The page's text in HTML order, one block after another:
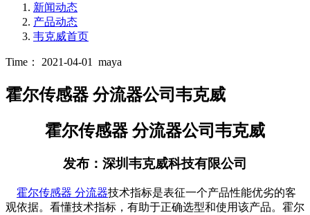
新闻动态
产品动态
韦克威首页
Time： 2021-04-01 maya
霍尔传感器 分流器公司韦克威
霍尔传感器 分流器公司韦克威
发布：深圳韦克威科技有限公司
霍尔传感器 分流器技术指标是表征一个产品性能优劣的客
观依据。看懂技术指标，有助于正确选型和使用该产品。 霍尔